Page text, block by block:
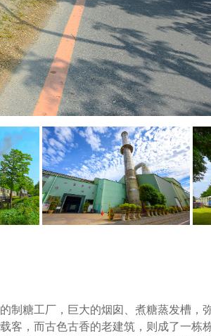
制糖工厂，巨大的烟囱、煮糖蒸发槽，
客，而古色古香的老建筑，则成了一栋